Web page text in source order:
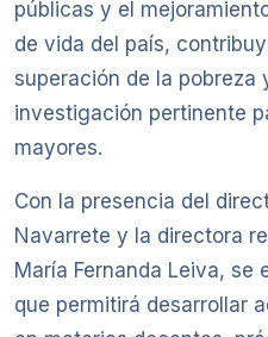
públicas y el
de vida del país,
superación de la pobreza
investigación pertinente
mayores.
Con la presencia del
Navarrete y la directora
María Fernanda Leiva, se
que permitirá desarrollar